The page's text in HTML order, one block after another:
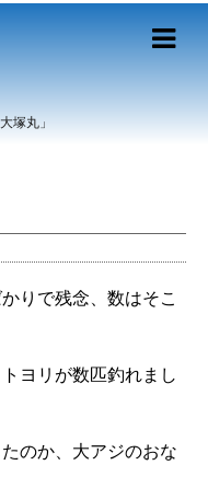
塚丸」
りで残念、数はそこ
ヨリが数匹釣れまし
のか、大アジのおな